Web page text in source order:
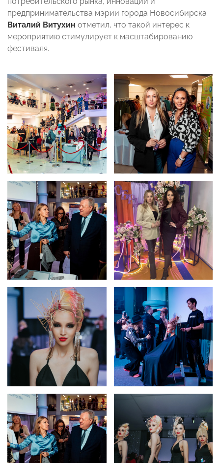
предпринимательства мэрии города Новосибирска
Виталий Витухин отметил, что такой интерес к
мероприятию стимулирует к масштабированию
фестиваля.